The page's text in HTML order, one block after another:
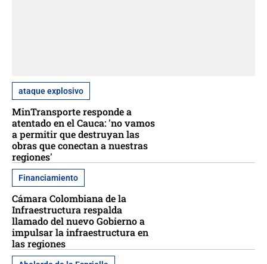
ataque explosivo
MinTransporte responde a
atentado en el Cauca: 'no vamos
a permitir que destruyan las
obras que conectan a nuestras
regiones'
Financiamiento
Cámara Colombiana de la
Infraestructura respalda
llamado del nuevo Gobierno a
impulsar la infraestructura en
las regiones